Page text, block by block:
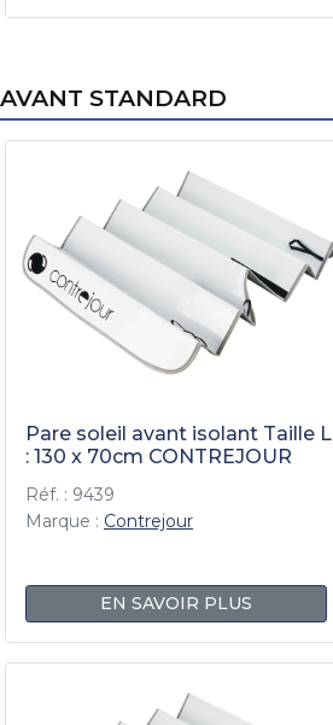
AVANT STANDARD
Pare soleil avant isolant Taille L
: 130 x 70cm CONTREJOUR
Réf. : 9439
Marque : Contrejour
EN SAVOIR PLUS